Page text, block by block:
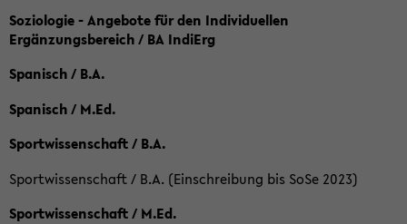
Soziologie - Angebote für den Individuellen
Ergänzungsbereich / BA IndiErg
Spanisch / B.A.
Spanisch / M.Ed.
Sportwissenschaft / B.A.
Sportwissenschaft / B.A. (Einschreibung bis SoSe 2023)
Sportwissenschaft / M.Ed.